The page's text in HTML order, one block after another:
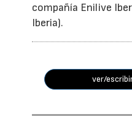
compañía Enilive
Iberia).
ver/